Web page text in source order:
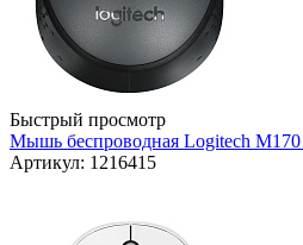
Быстрый просмотр
Мышь беспроводная Logitech
Артикул: 1216415